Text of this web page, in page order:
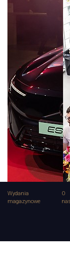
Wydania
magazynowe
O